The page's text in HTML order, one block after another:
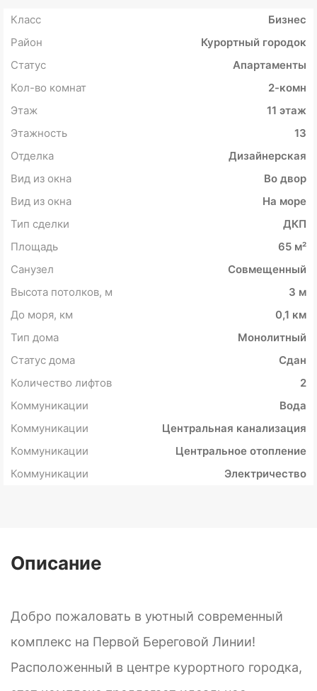
Класс
Бизнес
Район
Курортный городок
Статус
Апартаменты
Кол-во комнат
2-комн
Этаж
11 этаж
Этажность
13
Отделка
Дизайнерская
Вид из окна
Во двор
Вид из окна
На море
Тип сделки
ДКП
Площадь
65 м²
Санузел
Совмещенный
Высота потолков, м
3 м
До моря, км
0,1 км
Тип дома
Монолитный
Статус дома
Сдан
Количество лифтов
2
Коммуникации
Вода
Коммуникации
Центральная канализация
Коммуникации
Центральное отопление
Коммуникации
Электричество
Описание
Добро пожаловать в уютный современный
комплекс на Первой Береговой Линии!
Расположенный в центре курортного городка,